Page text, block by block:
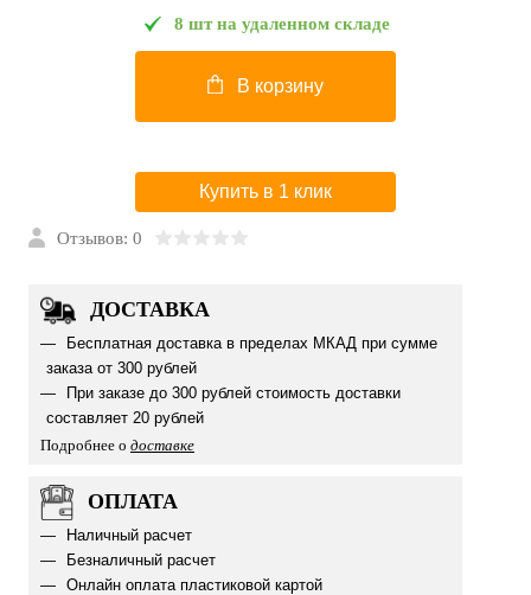
8 шт на удаленном складе
В корзину
Купить в 1 клик
Отзывов: 0
ДОСТАВКА
Бесплатная доставка в пределах МКАД при сумме
заказа от 300 рублей
При заказе до 300 рублей стоимость доставки
составляет 20 рублей
Подробнее о доставке
ОПЛАТА
Наличный расчет
Безналичный расчет
Онлайн оплата пластиковой картой